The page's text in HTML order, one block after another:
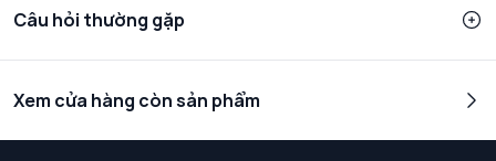
Câu hỏi thường gặp
Xem cửa hàng còn sản phẩm